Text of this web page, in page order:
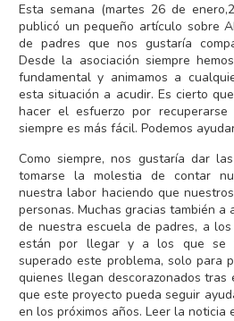
Esta semana (martes 26 de
publicó un pequeño artículo sobre
de padres que nos gustaría
Desde la asociación siempre
fundamental y animamos a
esta situación a acudir. Es cierto
hacer el esfuerzo por
siempre es más fácil. Podemos
Como siempre, nos gustaría dar
tomarse la molestia de contar
nuestra labor haciendo que
personas. Muchas gracias también
de nuestra escuela de padres, a
están por llegar y a los que se
superado este problema, solo para
quienes llegan descorazonados tras
que este proyecto pueda seguir
en los próximos años. Leer la noticia